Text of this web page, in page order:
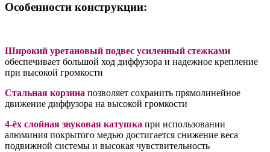
Особенности конструкции:
Широкий уретановый подвес усиленный стежками
обеспечивает большой ход диффузора и надежное крепление
при высокой громкости
Стальная корзина позволяет сохранить прямолинейное
движение диффузора на высокой громкости
4-ёх слойная звуковая катушка при использовании
алюминия покрытого медью достигается снижение веса
подвижной системы и высокая чувствительность